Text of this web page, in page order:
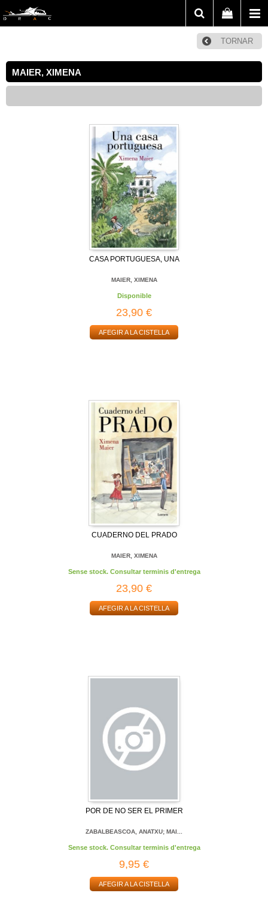
TORNAR
MAIER, XIMENA
CASA PORTUGUESA, UNA
MAIER, XIMENA
Disponible
23,90 €
AFEGIR A LA CISTELLA
CUADERNO DEL PRADO
MAIER, XIMENA
Sense stock. Consultar terminis d'entrega
23,90 €
AFEGIR A LA CISTELLA
POR DE NO SER EL PRIMER
ZABALBEASCOA, ANATXU; MAI...
Sense stock. Consultar terminis d'entrega
9,95 €
AFEGIR A LA CISTELLA